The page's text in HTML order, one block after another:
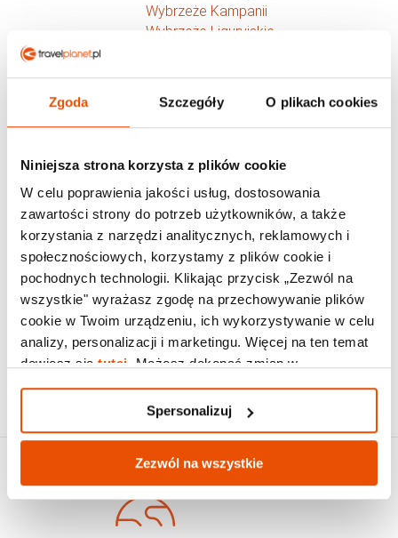
Zgoda Szczegóły O plikach cookies
Niniejsza strona korzysta z plików cookie
W celu poprawienia jakości usług, dostosowania
zawartości strony do potrzeb użytkowników, a także
korzystania z narzędzi analitycznych, reklamowych i
społecznościowych, korzystamy z plików cookie i
pochodnych technologii. Klikając przycisk „Zezwól na
wszystkie" wyrażasz zgodę na przechowywanie plików
cookie w Twoim urządzeniu, ich wykorzystywanie w celu
analizy, personalizacji i marketingu. Więcej na ten temat
dowiesz się tutaj . Możesz dokonać zmian w
Spersonalizuj.
Spersonalizuj
Zezwól na wszystkie
Wybrzeże Kampanii
Wybrzeże Liguryjskie
Miejsca: Tropea Nicotera
Le Castella
Soverato
Crotone
Sibari
Hotele: Club Torre Marino
Sciaron
Pineta Petto Bianco
Villaggio Stromboli (Torre Marino)
Baia Del Capo
Marinella (Capo Vaticano)
Costa Azzurra
Oferty:
Wczasy w Capo Vaticano
Last Minute - Capo Vaticano
Wakacje all inclusive w Capo Vaticano